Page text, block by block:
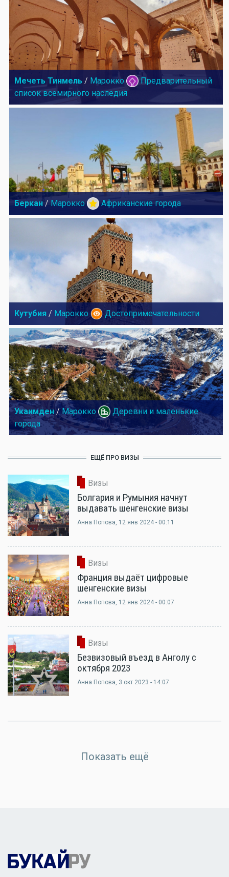
Мечеть Тинмель / Марокко
Предварительный
список всемирного наследия
Беркан / Марокко Африканские города
Кутубия / Марокко Достопримечательности
Укаимден/ Марокко
Деревни и маленькие
города
ЕЩЁ ПРО ВИЗЫ
Визы
Болгария и Румыния начнут
выдавать шенгенские визы
Анна Попова, 12 янв 2024 - 00:11
Визы
Франция выдаёт цифровые
шенгенские визы
Анна Попова, 12 янв 2024 - 00:07
Визы
Безвизовый въезд в Анголу с
октября 2023
Анна Попова, 3 окт 2023 - 14:07
Показать ещё